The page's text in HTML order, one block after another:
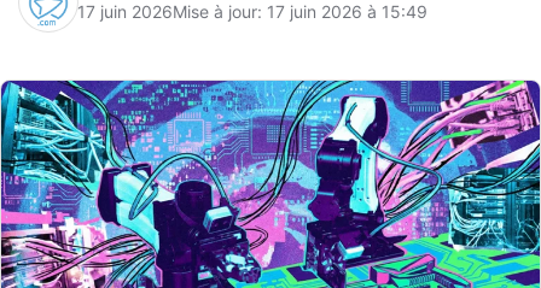
17 juin 2026Mise à jour: 17 juin 2026 à 15:49